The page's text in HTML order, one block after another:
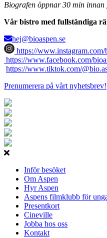
Biografen öppnar 30 min innan
Vår bistro med fullständiga
hej@bioaspen.se
https://www.instagram.com/
https://www.facebook.com/
https://www.tiktok.com/
Prenumerera på vårt nyhetsbrev!
Inför besöket
Om Aspen
Hyr Aspen
Aspens filmklubb för
Presentkort
Cineville
Jobba hos oss
Kontakt